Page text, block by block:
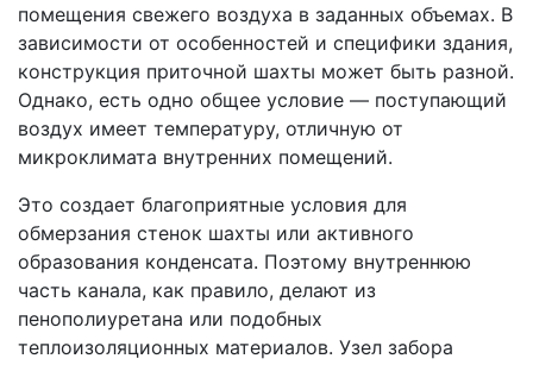
помещения свежего воздуха в заданных объемах. В
зависимости от особенностей и специфики здания,
конструкция приточной шахты может быть разной.
Однако, есть одно общее условие — поступающий
воздух имеет температуру, отличную от
микроклимата внутренних помещений.
Это создает благоприятные условия для
обмерзания стенок шахты или активного
образования конденсата. Поэтому внутреннюю
часть канала, как правило, делают из
пенополиуретана или подобных
теплоизоляционных материалов. Узел забора